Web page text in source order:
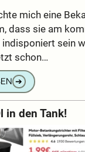
mich eine
dass sie am
sein
schon…
➔
in den Tank!